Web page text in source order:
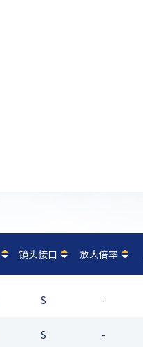
镜头接口 放大倍率
S -
S -